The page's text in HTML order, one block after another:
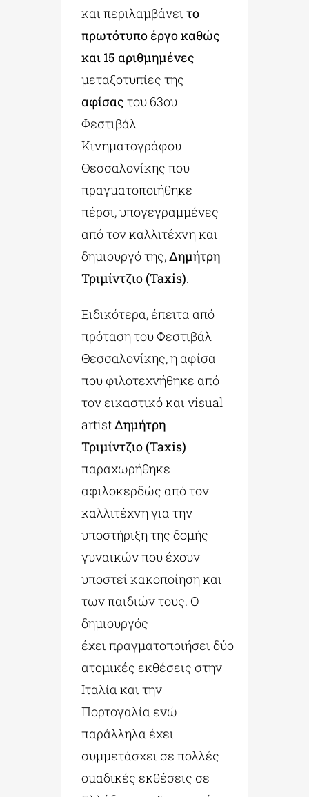
και περιλαμβάνειτο
πρωτότυπο έργο καθώς
και 15 αριθμημένες
μεταξοτυπίες της
αφίσας του 63ου
Φεστιβάλ
Κινηματογράφου
Θεσσαλονίκης που
πραγματοποιήθηκε
πέρσι, υπογεγραμμένες
από τον καλλιτέχνη και
δημιουργό της,Δημήτρη
Τριμίντζιο (Taxis).
Ειδικότερα, έπειτα από
πρόταση του Φεστιβάλ
Θεσσαλονίκης, η αφίσα
που φιλοτεχνήθηκε από
τον εικαστικό και visual
artistΔημήτρη
Τριμίντζιο (Taxis)
παραχωρήθηκε
αφιλοκερδώς από τον
καλλιτέχνη για την
υποστήριξη της δομής
γυναικών που έχουν
υποστεί κακοποίηση και
των παιδιών τους. Ο
δημιουργός
έχει πραγματοποιήσει δύο
ατομικές εκθέσεις στην
Ιταλία και την
Πορτογαλία ενώ
παράλληλα έχει
συμμετάσχει σε πολλές
ομαδικές εκθέσεις σε